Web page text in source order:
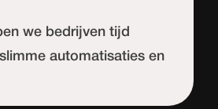
we bedrijven tijd
automatisaties en